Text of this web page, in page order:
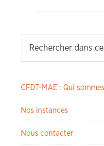
des
articles
CFDT-MAE : Qui
Nos instances
Nous contacter